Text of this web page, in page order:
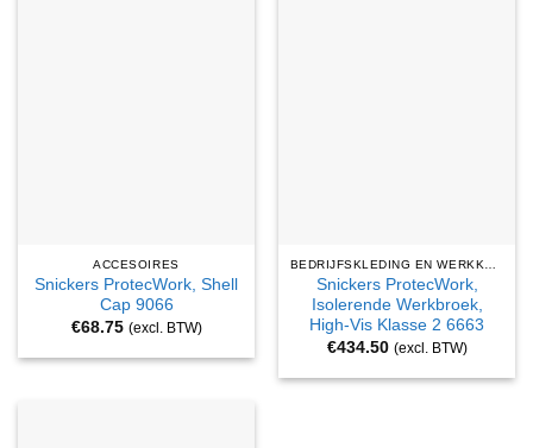
ACCESOIRES
Snickers ProtecWork, Shell
Cap 9066
€68.75 (excl. BTW)
Snickers ProtecWork,
Isolerende Werkbroek,
High-Vis Klasse 2 6663
€434.50 (excl. BTW)